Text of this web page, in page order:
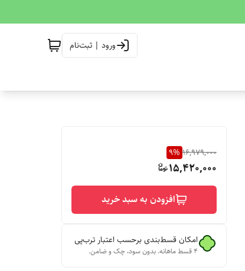
ورود | ثبت‌نام
16,979,000
9%
15,420,000
افزودن به سبد خرید
امکان قسط‌بندی برحسب اعتبار ترب‌پی
۴ قسط ماهانه. بدون سود، چک و ضامن.